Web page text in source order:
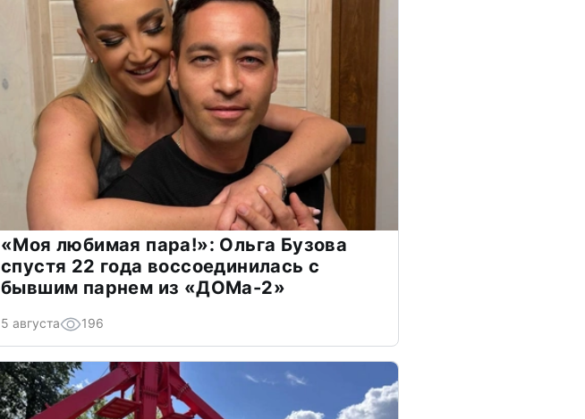
«Моя любимая пара!»: Ольга Бузова
спустя 22 года воссоединилась с
бывшим парнем из «ДОМа-2»
5 августа 196